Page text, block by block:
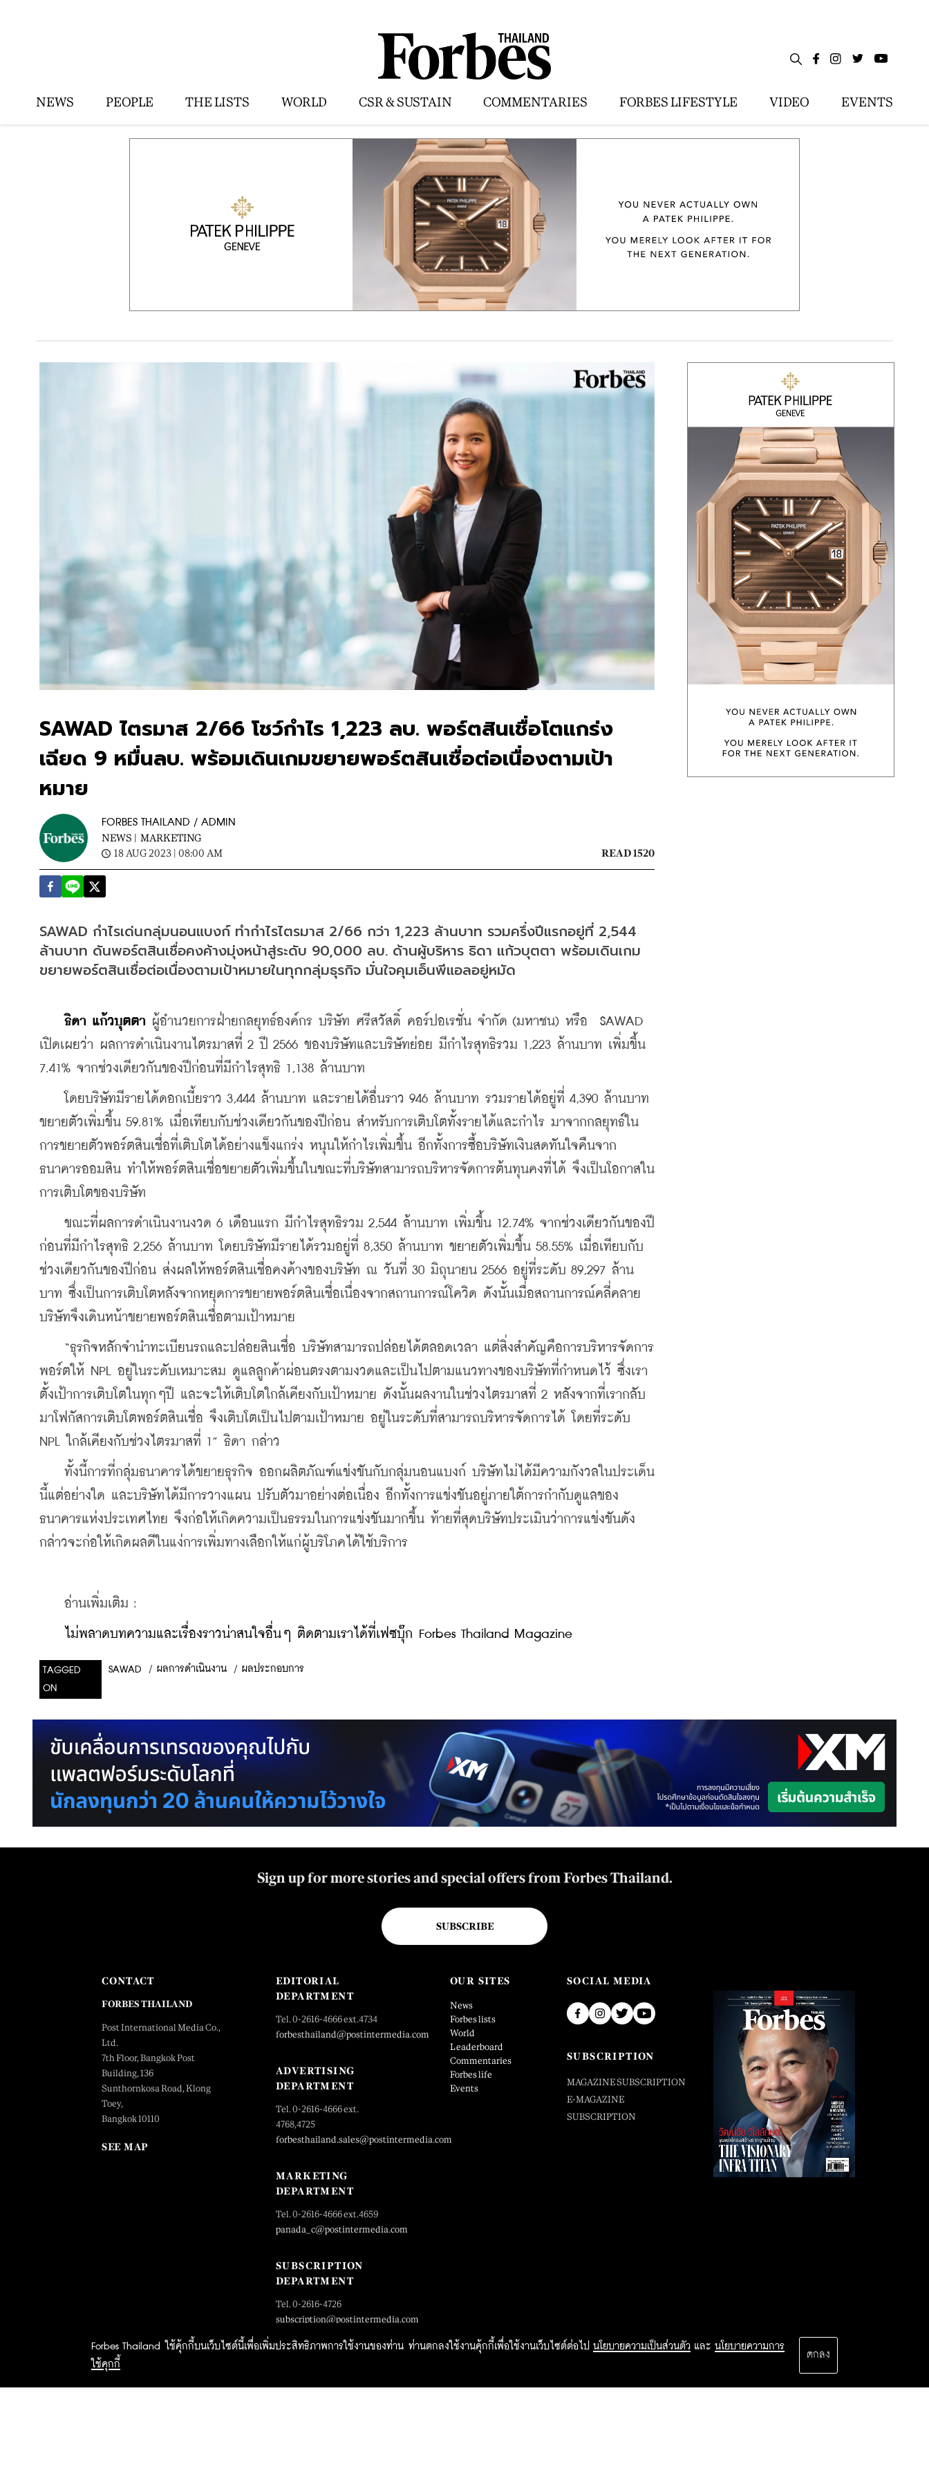
NEWS PEOPLE THE LISTS WORLD CSR & SUSTAIN COMMENTARIES FORBES LIFESTYLE VIDEO EVENTS
SAWAD ไตรมาส 2/66 โชว์กำไร 1,223 ลบ. พอร์ตสินเชื่อโตแกร่ง
เฉียด 9 หมื่นลบ. พร้อมเดินเกมขยายพอร์ตสินเชื่อต่อเนื่องตามเป้า
หมาย
FORBES THAILAND / ADMIN
NEWS | MARKETING
18 AUG 2023 | 08:00 AM
READ 1520
SAWAD กำไรเด่นกลุ่มนอนแบงก์ ทำกำไรไตรมาส 2/66 กว่า 1,223 ล้านบาท รวมครึ่งปีแรกอยู่ที่ 2,544
ล้านบาท ดันพอร์ตสินเชื่อคงค้างมุ่งหน้าสู่ระดับ 90,000 ลบ. ด้านผู้บริหาร ธิดา แก้วบุตตา พร้อมเดินเกม
ขยายพอร์ตสินเชื่อต่อเนื่องตามเป้าหมายในทุกกลุ่มธุรกิจ มั่นใจคุมเอ็นพีแอลอยู่หมัด
ธิดา แก้วบุตตา ผู้อำนวยการฝ่ายกลยุทธ์องค์กร บริษัท ศรีสวัสดิ์ คอร์ปอเรชั่น จำกัด (มหาชน) หรือ  SAWAD
เปิดเผยว่า ผลการดำเนินงานไตรมาสที่ 2 ปี 2566 ของบริษัทและบริษัทย่อย มีกำไรสุทธิรวม 1,223 ล้านบาท เพิ่มขึ้น
7.41% จากช่วงเดียวกันของปีก่อนที่มีกำไรสุทธิ 1,138 ล้านบาท
โดยบริษัทมีรายได้ดอกเบี้ยราว 3,444 ล้านบาท และรายได้อื่นราว 946 ล้านบาท รวมรายได้อยู่ที่ 4,390 ล้านบาท
ขยายตัวเพิ่มขึ้น 59.81% เมื่อเทียบกับช่วงเดียวกันของปีก่อน สำหรับการเติบโตทั้งรายได้และกำไร มาจากกลยุทธ์ใน
การขยายตัวพอร์ตสินเชื่อที่เติบโตได้อย่างแข็งแกร่ง หนุนให้กำไรเพิ่มขึ้น อีกทั้งการซื้อบริษัทเงินสดทันใจคืนจาก
ธนาคารออมสิน ทำให้พอร์ตสินเชื่อขยายตัวเพิ่มขึ้นในขณะที่บริษัทสามารถบริหารจัดการต้นทุนคงที่ได้ จึงเป็นโอกาสใน
การเติบโตของบริษัท
ขณะที่ผลการดำเนินงานงวด 6 เดือนแรก มีกำไรสุทธิรวม 2,544 ล้านบาท เพิ่มขึ้น 12.74% จากช่วงเดียวกันของปี
ก่อนที่มีกำไรสุทธิ 2,256 ล้านบาท โดยบริษัทมีรายได้รวมอยู่ที่ 8,350 ล้านบาท ขยายตัวเพิ่มขึ้น 58.55% เมื่อเทียบกับ
ช่วงเดียวกันของปีก่อน ส่งผลให้พอร์ตสินเชื่อคงค้างของบริษัท ณ วันที่ 30 มิถุนายน 2566 อยู่ที่ระดับ 89,297 ล้าน
บาท ซึ่งเป็นการเติบโตหลังจากหยุดการขยายพอร์ตสินเชื่อเนื่องจากสถานการณ์โควิด ดังนั้นเมื่อสถานการณ์คลี่คลาย
บริษัทจึงเดินหน้าขยายพอร์ตสินเชื่อตามเป้าหมาย
“ธุรกิจหลักจำนำทะเบียนรถและปล่อยสินเชื่อ บริษัทสามารถปล่อยได้ตลอดเวลา แต่สิ่งสำคัญคือการบริหารจัดการ
พอร์ตให้ NPL อยู่ในระดับเหมาะสม ดูแลลูกค้าผ่อนตรงตามงวดและเป็นไปตามแนวทางของบริษัทที่กำหนดไว้ ซึ่งเรา
ตั้งเป้าการเติบโตในทุกๆปี และจะให้เติบโตใกล้เคียงกับเป้าหมาย ดังนั้นผลงานในช่วงไตรมาสที่ 2 หลังจากที่เรากลับ
มาโฟกัสการเติบโตพอร์ตสินเชื่อ จึงเติบโตเป็นไปตามเป้าหมาย อยู่ในระดับที่สามารถบริหารจัดการได้ โดยที่ระดับ
NPL ใกล้เคียงกับช่วงไตรมาสที่ 1” ธิดา กล่าว
ทั้งนี้การที่กลุ่มธนาคารได้ขยายธุรกิจ ออกผลิตภัณฑ์แข่งขันกับกลุ่มนอนแบงก์ บริษัทไม่ได้มีความกังวลในประเด็น
นี้แต่อย่างใด และบริษัทได้มีการวางแผน ปรับตัวมาอย่างต่อเนื่อง อีกทั้งการแข่งขันอยู่ภายใต้การกำกับดูแลของ
ธนาคารแห่งประเทศไทย จึงก่อให้เกิดความเป็นธรรมในการแข่งขันมากขึ้น ท้ายที่สุดบริษัทประเมินว่าการแข่งขันดัง
กล่าวจะก่อให้เกิดผลดีในแง่การเพิ่มทางเลือกให้แก่ผู้บริโภคได้ใช้บริการ
อ่านเพิ่มเติม :
ไม่พลาดบทความและเรื่องราวน่าสนใจอื่นๆ ติดตามเราได้ที่เฟซบุ๊ก Forbes Thailand Magazine
TAGGED
ON
SAWAD / ผลการดำเนินงาน / ผลประกอบการ
Forbes Thailand ใช้คุ้กกี้บนเว็บไซต์นี้เพื่อเพิ่มประสิทธิภาพการใช้งานของท่าน ท่านตกลงใช้งานคุ้กกี้เพื่อใช้งานเว็บไซต์ต่อไป นโยบายความเป็นส่วนตัว และ นโยบายความการ
ใช้คุกกี้
ตกลง
Sign up for more stories and special offers from Forbes Thailand.
SUBSCRIBE
CONTACT
FORBES THAILAND
Post International Media Co.,
Ltd.
7th Floor, Bangkok Post
Building, 136
Sunthornkosa Road, Klong
Toey,
Bangkok 10110
SEE MAP
EDITORIAL
DEPARTMENT
Tel. 0-2616-4666 ext.4734
forbesthailand@postintermedia.com
ADVERTISING
DEPARTMENT
Tel. 0-2616-4666 ext.
4768,4725
forbesthailand.sales@postintermedia.com
MARKETING
DEPARTMENT
Tel. 0-2616-4666 ext.4659
panada_c@postintermedia.com
SUBSCRIPTION
DEPARTMENT
Tel. 0-2616-4726
subscription@postintermedia.com
OUR SITES
News
Forbes lists
World
Leaderboard
Commentaries
Forbes life
Events
SOCIAL MEDIA
SUBSCRIPTION
MAGAZINE SUBSCRIPTION
E-MAGAZINE
SUBSCRIPTION